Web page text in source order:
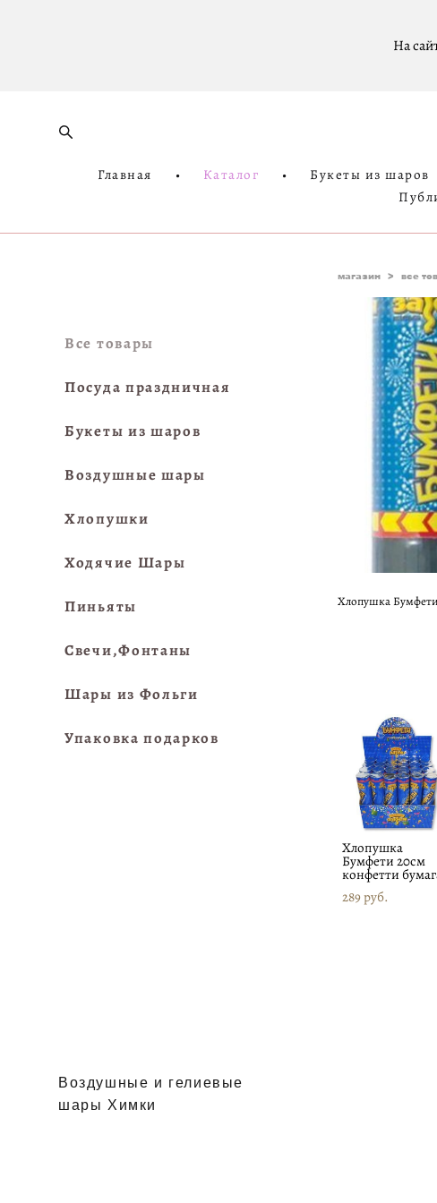
На
Главная • Каталог • Букеты из шаров
Все товары
Посуда праздничная
Букеты из шаров
Воздушные шары
Хлопушки
Ходячие Шары
Пиньяты
Свечи,Фонтаны
Шары из Фольги
Упаковка подарков
магазин > все
Хлопушка
Хлопушка
Бумфети 20см
конфетти
289 pуб.
Воздушные и гелиевые
шары Химки